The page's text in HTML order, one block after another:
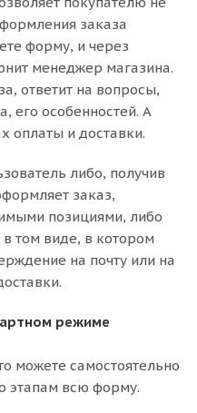
заказа
форму, и через
менеджер магазина.
ответит на вопросы,
его особенностей. А
оплаты и доставки.
либо, получив
заказ,
позициями, либо
том виде, в котором
на почту или на
режиме
можете самостоятельно
этапам всю форму.